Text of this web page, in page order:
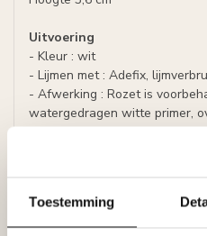
Toestemming
Uitvoering
- Kleur : wit
- Lijmen met : Adefix,
- Afwerking : Rozet is
watergedragen witte primer,
soorten verf met uitzondering
Reviews
Tags